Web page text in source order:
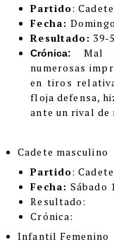
Partido:
Fecha:
Resultado: 39-
Crónica:
Mal
numerosas
en tiros
floja defensa,
ante un rival de
Cadete masculino
Partido:
Fecha:Sábado
Resultado:
Crónica:
Infantil Femenino